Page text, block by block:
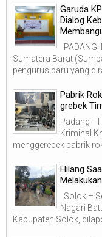
Garuda
Dialog
Sumatera Barat
pengurus baru yang
Pabrik
grebek
Padang -
Kriminal
menggerebek pabrik
Hilang
Solok –
Nagari
Kabupaten Solok,